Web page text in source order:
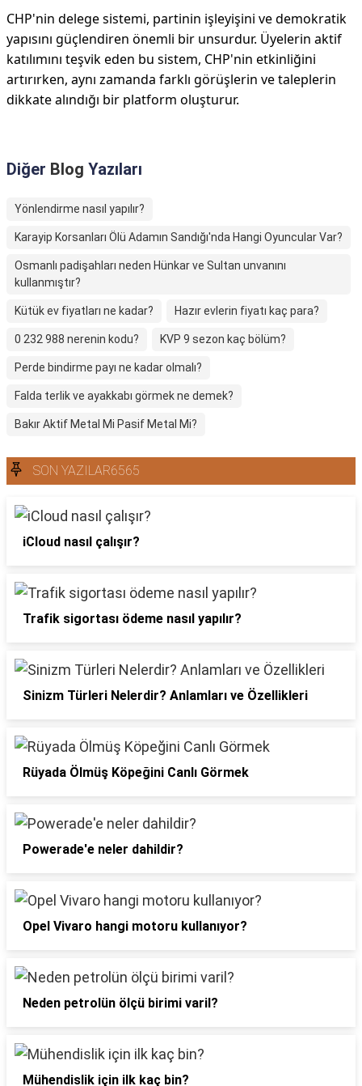
CHP'nin delege sistemi, partinin işleyişini ve demokratik
yapısını güçlendiren önemli bir unsurdur. Üyelerin aktif
katılımını teşvik eden bu sistem, CHP'nin etkinliğini
artırırken, aynı zamanda farklı görüşlerin ve taleplerin
dikkate alındığı bir platform oluşturur.
Diğer Blog Yazıları
Yönlendirme nasıl yapılır?
Karayip Korsanları Ölü Adamın Sandığı'nda Hangi Oyuncular Var?
Osmanlı padişahları neden Hünkar ve Sultan unvanını
kullanmıştır?
Kütük ev fiyatları ne kadar? Hazır evlerin fiyatı kaç para?
0 232 988 nerenin kodu? KVP 9 sezon kaç bölüm?
Perde bindirme payı ne kadar olmalı?
Falda terlik ve ayakkabı görmek ne demek?
Bakır Aktif Metal Mi Pasif Metal Mi?
SON YAZILAR6565
iCloud nasıl çalışır?
Trafik sigortası ödeme nasıl yapılır?
Sinizm Türleri Nelerdir? Anlamları ve Özellikleri
Rüyada Ölmüş Köpeğini Canlı Görmek
Powerade'e neler dahildir?
Opel Vivaro hangi motoru kullanıyor?
Neden petrolün ölçü birimi varil?
Mühendislik için ilk kaç bin?